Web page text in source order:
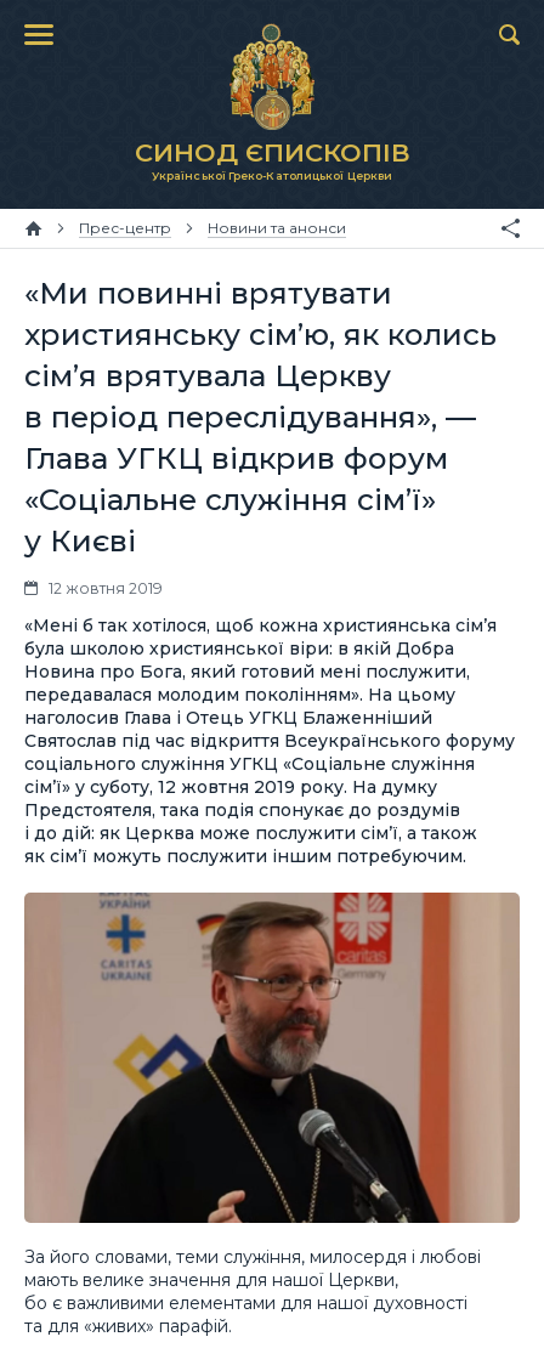
СИНОД ЄПИСКОПІВ
Української Греко-Католицької Церкви
Прес-центр Новини та анонси
«Ми повинні врятувати
християнську сім’ю, як колись
сім’я врятувала Церкву
в період переслідування», —
Глава УГКЦ відкрив форум
«Соціальне служіння сім’ї»
у Києві
12 жовтня 2019
«Мені б так хотілося, щоб кожна християнська сім’я
була школою християнської віри: в якій Добра
Новина про Бога, який готовий мені послужити,
передавалася молодим поколінням». На цьому
наголосив Глава і Отець УГКЦ Блаженніший
Святослав під час відкриття Всеукраїнського форуму
соціального служіння УГКЦ «Соціальне служіння
сім’ї» у суботу, 12 жовтня 2019 року. На думку
Предстоятеля, така подія спонукає до роздумів
і до дій: як Церква може послужити сім’ї, а також
як сім’ї можуть послужити іншим потребуючим.
За його словами, теми служіння, милосердя і любові
мають велике значення для нашої Церкви,
бо є важливими елементами для нашої духовності
та для «живих» парафій.